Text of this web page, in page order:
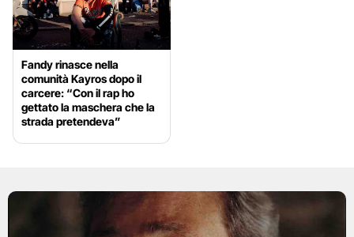
Fandy rinasce nella
comunità Kayros dopo il
carcere: “Con il rap ho
gettato la maschera che la
strada pretendeva”